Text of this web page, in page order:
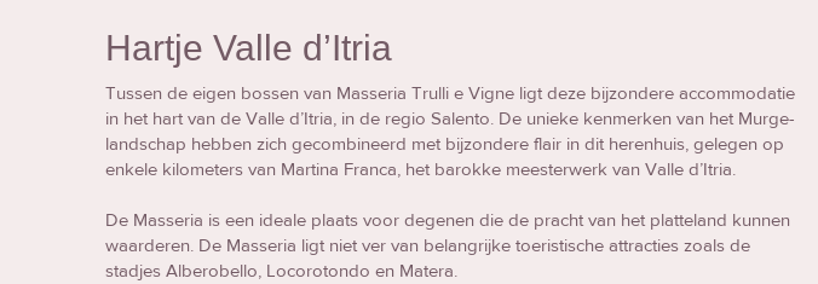
Hartje Valle d’Itria
Tussen de eigen bossen van Masseria Trulli e Vigne ligt deze bijzondere accommodatie
in het hart van de Valle d’Itria, in de regio Salento. De unieke kenmerken van het Murge-
landschap hebben zich gecombineerd met bijzondere flair in dit herenhuis, gelegen op
enkele kilometers van Martina Franca, het barokke meesterwerk van Valle d’Itria.
De Masseria is een ideale plaats voor degenen die de pracht van het platteland kunnen
waarderen. De Masseria ligt niet ver van belangrijke toeristische attracties zoals de
stadjes Alberobello, Locorotondo en Matera.